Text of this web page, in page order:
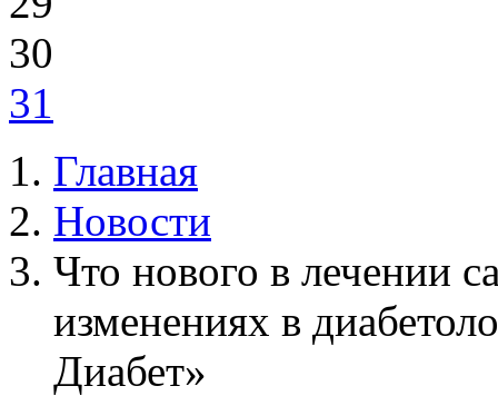
30
31
Главная
Новости
Что нового в лечении
изменениях в
Диабет»